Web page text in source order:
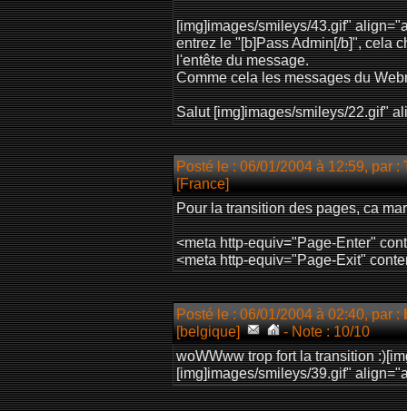
[img]images/smileys/43.gif"
entrez le "[b]Pass Admin[/b]", cela
l'entête du message.
Comme cela les messages du
Salut [img]images/smileys/22.gif"
Posté le : 06/01/2004 à 12:59, par :
[France]
Pour la transition des pages, ca
<meta http-equiv="Page-Enter"
<meta http-equiv="Page-Exit"
Posté le : 06/01/2004 à 02:40, par :
[belgique]
- Note : 10/10
woWWww trop fort la transition
[img]images/smileys/39.gif"